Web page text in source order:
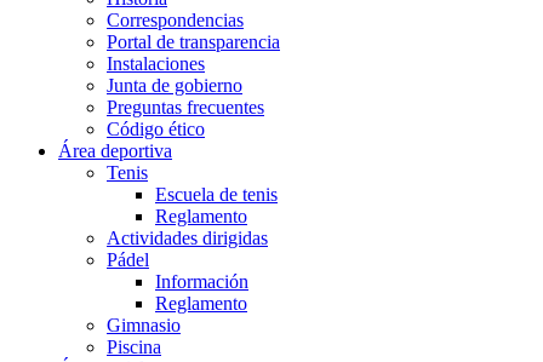
Correspondencias
Portal de transparencia
Instalaciones
Junta de gobierno
Preguntas frecuentes
Código ético
Área deportiva
Tenis
Escuela de tenis
Reglamento
Actividades dirigidas
Pádel
Información
Reglamento
Gimnasio
Piscina